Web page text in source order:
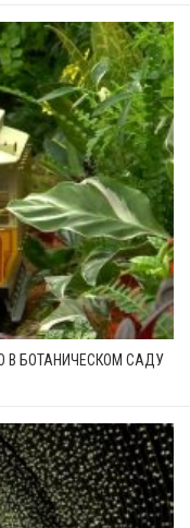
В БОТАНИЧЕСКОМ САДУ